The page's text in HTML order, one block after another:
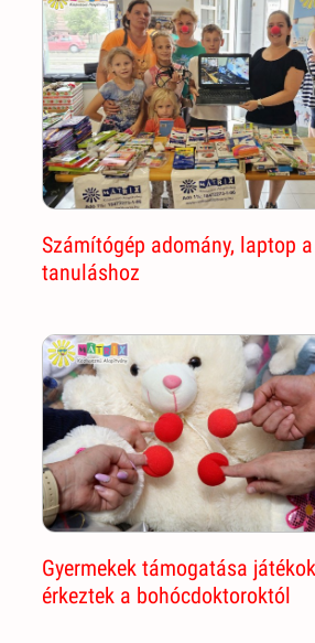
Számítógép adomány, laptop a
tanuláshoz
Gyermekek támogatása játékok
érkeztek a bohócdoktoroktól